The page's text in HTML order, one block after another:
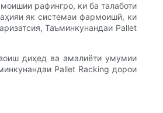
рафингро, ки ба талаботи
як системаи фармоишӣ, ки
Таъминкунандаи Pallet
диҳед ва амалиёти умумии
Pallet Racking дорои